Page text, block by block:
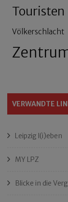
Touristen
Völkerschlacht
VERWANDTE
Leipzig l(i)eben
MY LPZ
Blicke in die